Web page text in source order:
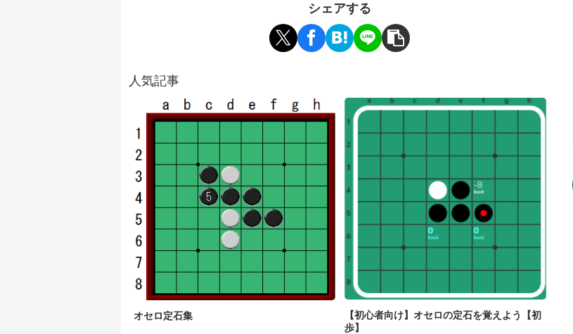
シェアする
人気記事
オセロ定石集
【初心者向け】オセロの定石を覚えよう【初
歩】